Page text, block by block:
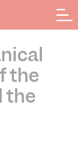
the
the